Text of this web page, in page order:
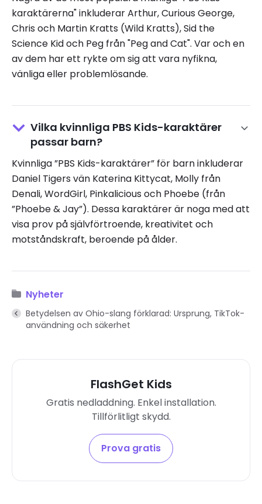
karaktärerna" inkluderar Arthur, Curious George,
Chris och Martin Kratts (Wild Kratts), Sid the
Science Kid och Peg från "Peg and Cat". Var och en
av dem har ett rykte om sig att vara nyfikna,
vänliga eller problemlösande.
Vilka kvinnliga PBS Kids-karaktärer
passar barn?
Kvinnliga ”PBS Kids-karaktärer” för barn inkluderar
Daniel Tigers vän Katerina Kittycat, Molly från
Denali, WordGirl, Pinkalicious och Phoebe (från
”Phoebe & Jay”). Dessa karaktärer är noga med att
visa prov på självförtroende, kreativitet och
motståndskraft, beroende på ålder.
Nyheter
Betydelsen av Ohio-slang förklarad: Ursprung, TikTok-
användning och säkerhet
FlashGet Kids
Gratis nedladdning. Enkel installation.
Tillförlitligt skydd.
Prova gratis